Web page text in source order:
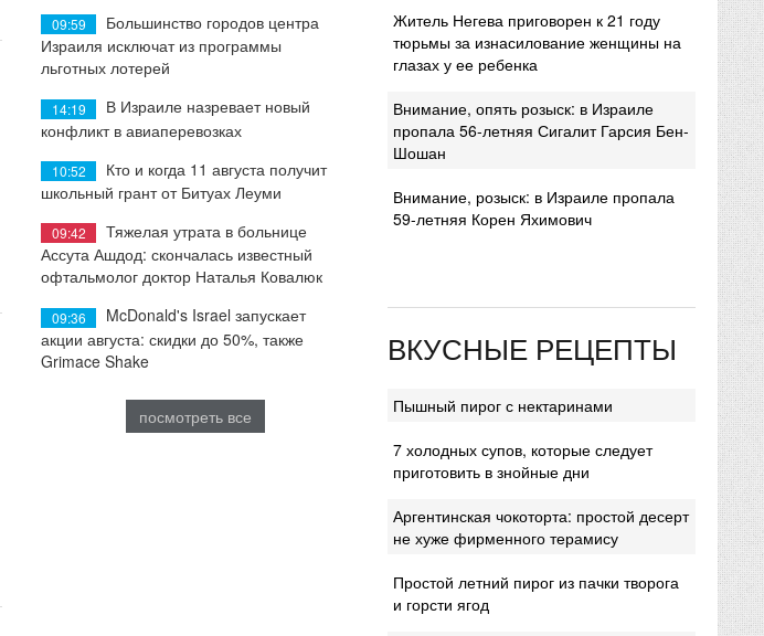
09:59
Большинство городов центра
Израиля исключат из программы
льготных лотерей
14:19
В Израиле назревает новый
конфликт в авиаперевозках
10:52
Кто и когда 11 августа получит
школьный грант от Битуах Леуми
09:42
Тяжелая утрата в больнице
Ассута Ашдод: скончалась известный
офтальмолог доктор Наталья Ковалюк
09:36
McDonald's Israel запускает
акции августа: скидки до 50%, также
Grimace Shake
посмотреть все
Житель Негева приговорен к 21 году
тюрьмы за изнасилование женщины на
глазах у ее ребенка
Внимание, опять розыск: в Израиле
пропала 56-летняя Сигалит Гарсия Бен-
Шошан
Внимание, розыск: в Израиле пропала
59-летняя Корен Яхимович
ВКУСНЫЕ РЕЦЕПТЫ
Пышный пирог с нектаринами
7 холодных супов, которые следует
приготовить в знойные дни
Аргентинская чокоторта: простой десерт
не хуже фирменного терамису
Простой летний пирог из пачки творога
и горсти ягод